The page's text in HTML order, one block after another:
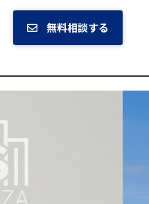
無料相談する